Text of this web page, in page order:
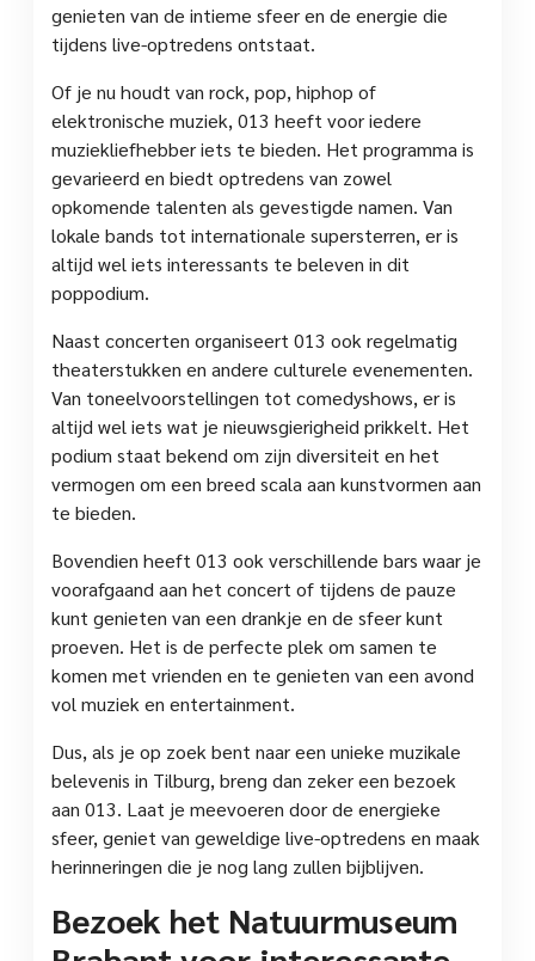
genieten van de intieme sfeer en de energie die
tijdens live-optredens ontstaat.
Of je nu houdt van rock, pop, hiphop of
elektronische muziek, 013 heeft voor iedere
muziekliefhebber iets te bieden. Het programma is
gevarieerd en biedt optredens van zowel
opkomende talenten als gevestigde namen. Van
lokale bands tot internationale supersterren, er is
altijd wel iets interessants te beleven in dit
poppodium.
Naast concerten organiseert 013 ook regelmatig
theaterstukken en andere culturele evenementen.
Van toneelvoorstellingen tot comedyshows, er is
altijd wel iets wat je nieuwsgierigheid prikkelt. Het
podium staat bekend om zijn diversiteit en het
vermogen om een breed scala aan kunstvormen aan
te bieden.
Bovendien heeft 013 ook verschillende bars waar je
voorafgaand aan het concert of tijdens de pauze
kunt genieten van een drankje en de sfeer kunt
proeven. Het is de perfecte plek om samen te
komen met vrienden en te genieten van een avond
vol muziek en entertainment.
Dus, als je op zoek bent naar een unieke muzikale
belevenis in Tilburg, breng dan zeker een bezoek
aan 013. Laat je meevoeren door de energieke
sfeer, geniet van geweldige live-optredens en maak
herinneringen die je nog lang zullen bijblijven.
Bezoek het Natuurmuseum